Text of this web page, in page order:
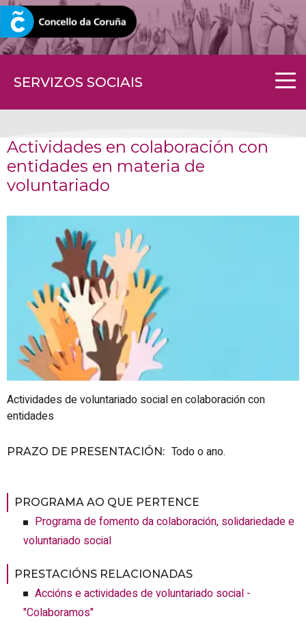
SERVIZOS SOCIAIS
CORUNA.GAL
Actividades en colaboración con
entidades en materia de
voluntariado
Actividades de voluntariado social en colaboración con
entidades
PRAZO DE PRESENTACIÓN: Todo o ano.
PROGRAMA AO QUE PERTENCE
Programa de fomento da colaboración, solidariedade e
voluntariado social
PRESTACIÓNS RELACIONADAS
Accións e actividades de voluntariado social -
"Colaboramos"